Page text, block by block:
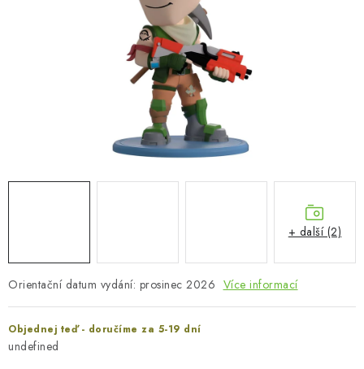
Doprava a platba Kontakt
Orientační datum vydání: prosinec 2026 Více informací
Objednej teď - doručíme za 5-19 dní
undefined
+ další (2)